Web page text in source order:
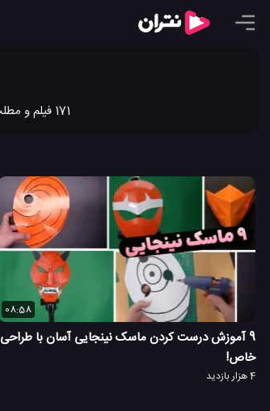
171 فیلم و مطلب را برای آموزش اوریگامی در نتران به اشتراک گذاشته ایم. جدیدترین ویدیو کلیپ ها و مطالب آموزش اوریگامی را در نتران ببینید.
08:58
9 آموزش درست کردن ماسک نینجایی آسان با طراحی
خاص!
4 هزار بازدید